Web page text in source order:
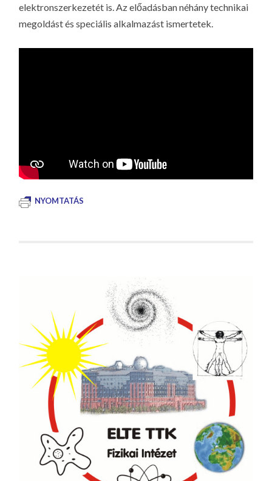
elektronszerkezetét is. Az előadásban néhány technikai
megoldást és speciális alkalmazást ismertetek.
NYOMTATÁS